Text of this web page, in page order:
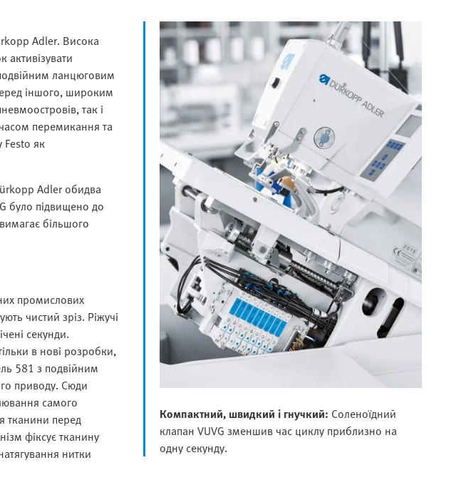
Adler. Висока
активізувати
ланцюговим
іншого, широким
так і
перемикання та
як
Adler обидва
було підвищено до
більшого
промислових
чистий зріз. Ріжучі
секунди.
в нові розробки,
581 з подвійним
приводу. Сюди
самого
тканини перед
фіксує тканину
нитки
Компактний, швидкий і гнучкий: Соленоїдний
клапан VUVG зменшив час циклу приблизно на
одну секунду.